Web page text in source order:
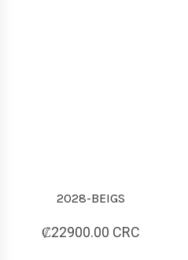
2028-BEIGS
₡22900.00 CRC